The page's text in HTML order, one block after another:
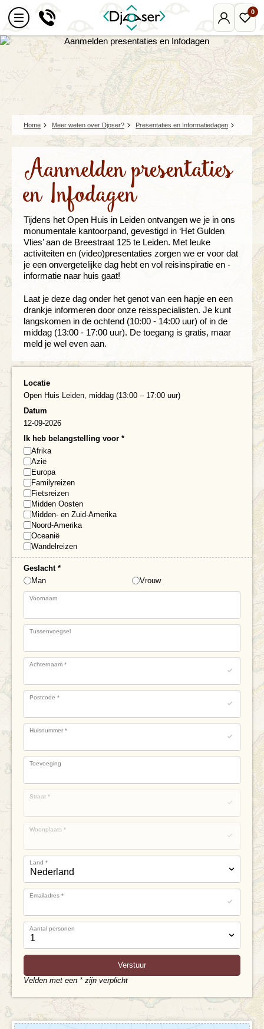
Mijn
Djoser
0
Home Meer weten over Djoser? Presentaties en Informatiedagen
Aanmelden presentaties
en Infodagen
Tijdens het Open Huis in Leiden ontvangen we je in ons
monumentale kantoorpand, gevestigd in ‘Het Gulden
Vlies’ aan de Breestraat 125 te Leiden. Met leuke
activiteiten en (video)presentaties zorgen we er voor dat
je een onvergetelijke dag hebt en vol reisinspiratie en -
informatie naar huis gaat!
Laat je deze dag onder het genot van een hapje en een
drankje informeren door onze reisspecialisten. Je kunt
langskomen in de ochtend (10:00 - 14:00 uur) of in de
middag (13:00 - 17:00 uur). De toegang is gratis, maar
meld je wel even aan.
Locatie
Open Huis Leiden, middag (13:00 – 17:00 uur)
Datum
12-09-2026
Ik heb belangstelling voor *
Afrika
Azië
Europa
Familyreizen
Fietsreizen
Midden Oosten
Midden- en Zuid-Amerika
Noord-Amerika
Oceanië
Wandelreizen
Geslacht *
Man
Vrouw
Voornaam
Tussenvoegsel
Achternaam *
Postcode *
Huisnummer *
Toevoeging
Straat *
Woonplaats *
Land *
Emailadres *
Aantal personen
Velden met een * zijn verplicht